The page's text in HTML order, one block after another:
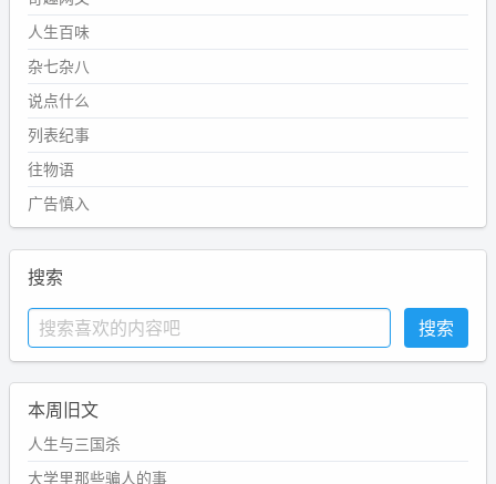
人生百味
杂七杂八
说点什么
列表纪事
往物语
广告慎入
搜索
本周旧文
人生与三国杀
大学里那些骗人的事